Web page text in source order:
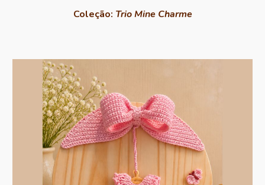
Coleção: Trio Mine Charme